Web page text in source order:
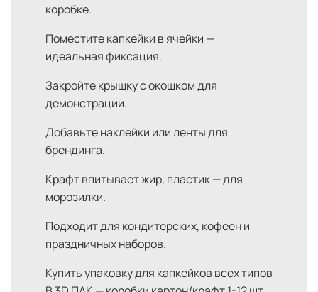
коробке.
Поместите капкейки в ячейки —
идеальная фиксация.
Закройте крышку с окошком для
демонстрации.
Добавьте наклейки или ленты для
брендинга.
Крафт впитывает жир, пластик — для
морозилки.
Подходит для кондитерских, кофеен и
праздничных наборов.
Купить упаковку для капкейков всех типов